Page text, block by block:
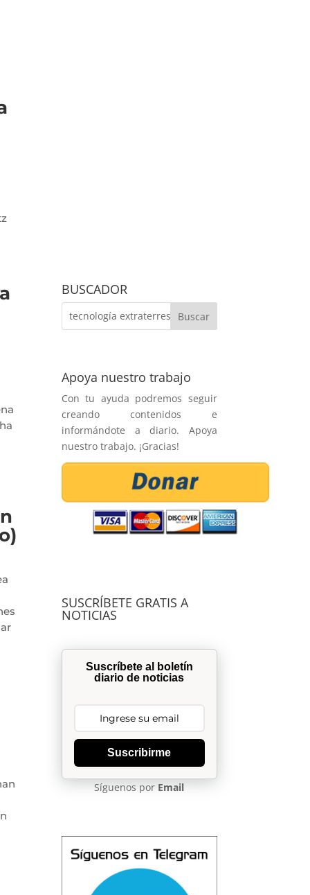
BUSCADOR
Apoya nuestro trabajo
Con tu ayuda podremos seguir
creando contenidos e
informándote a diario. Apoya
nuestro trabajo. ¡Gracias!
SUSCRÍBETE GRATIS A
NOTICIAS
Suscríbete al boletín
diario de noticias
Suscribirme
Síguenos por Email